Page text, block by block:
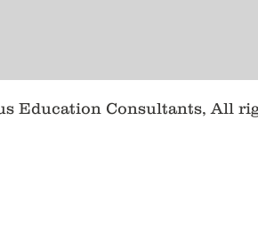
Education Consultants, All